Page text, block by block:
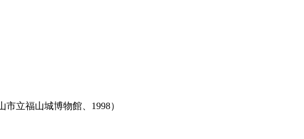
立福山城博物館、1998）